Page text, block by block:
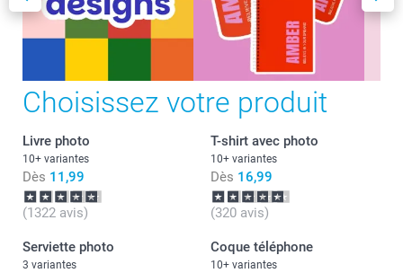
Choisissez votre produit
Livre photo
10+ variantes
Dès 11,99
(1322 avis)
T-shirt avec photo
10+ variantes
Dès 16,99
(320 avis)
Serviette photo
3 variantes
Coque téléphone
10+ variantes